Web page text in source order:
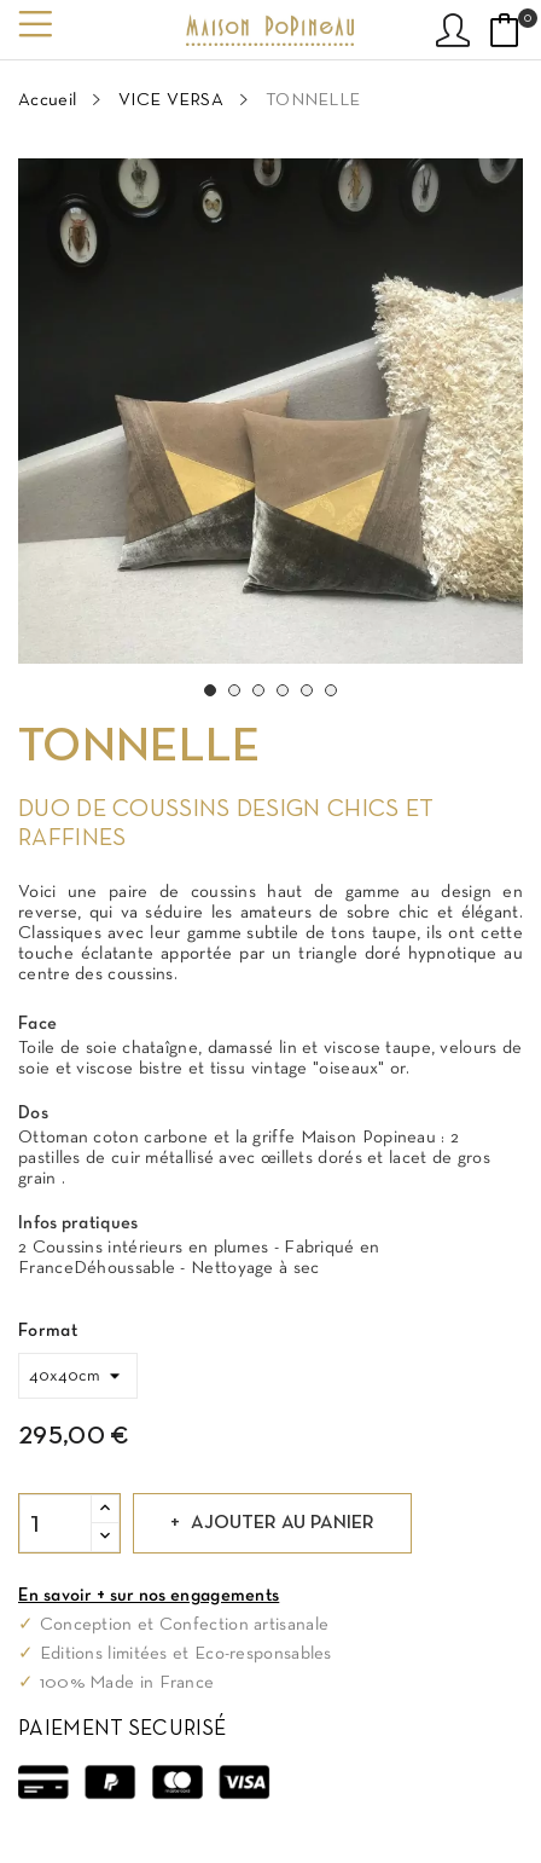
0
Accueil VICE VERSA TONNELLE
TONNELLE
DUO DE COUSSINS DESIGN CHICS ET
RAFFINES
Voici une paire de coussins haut de gamme au design en
reverse, qui va séduire les amateurs de sobre chic et élégant.
Classiques avec leur gamme subtile de tons taupe, ils ont cette
touche éclatante apportée par un triangle doré hypnotique au
centre des coussins.
Face
Toile de soie chataîgne, damassé lin et viscose taupe, velours de
soie et viscose bistre et tissu vintage "oiseaux" or.
Dos
Ottoman coton carbone et la griffe Maison Popineau : 2
pastilles de cuir métallisé avec œillets dorés et lacet de gros
grain .
Infos pratiques
2 Coussins intérieurs en plumes - Fabriqué en
FranceDéhoussable - Nettoyage à sec
Format
295,00 €
AJOUTER AU PANIER
En savoir + sur nos engagements
✓
Conception et Confection artisanale
✓
Editions limitées et Eco-responsables
✓ 100% Made in France
PAIEMENT SECURISÉ